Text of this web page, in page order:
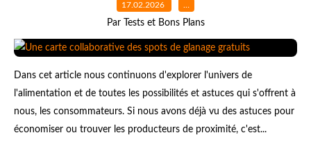
17.02.2026 …
Par Tests et Bons Plans
Dans cet article nous continuons d'explorer l'univers de
l'alimentation et de toutes les possibilités et astuces qui s'offrent à
nous, les consommateurs. Si nous avons déjà vu des astuces pour
économiser ou trouver les producteurs de proximité, c'est...